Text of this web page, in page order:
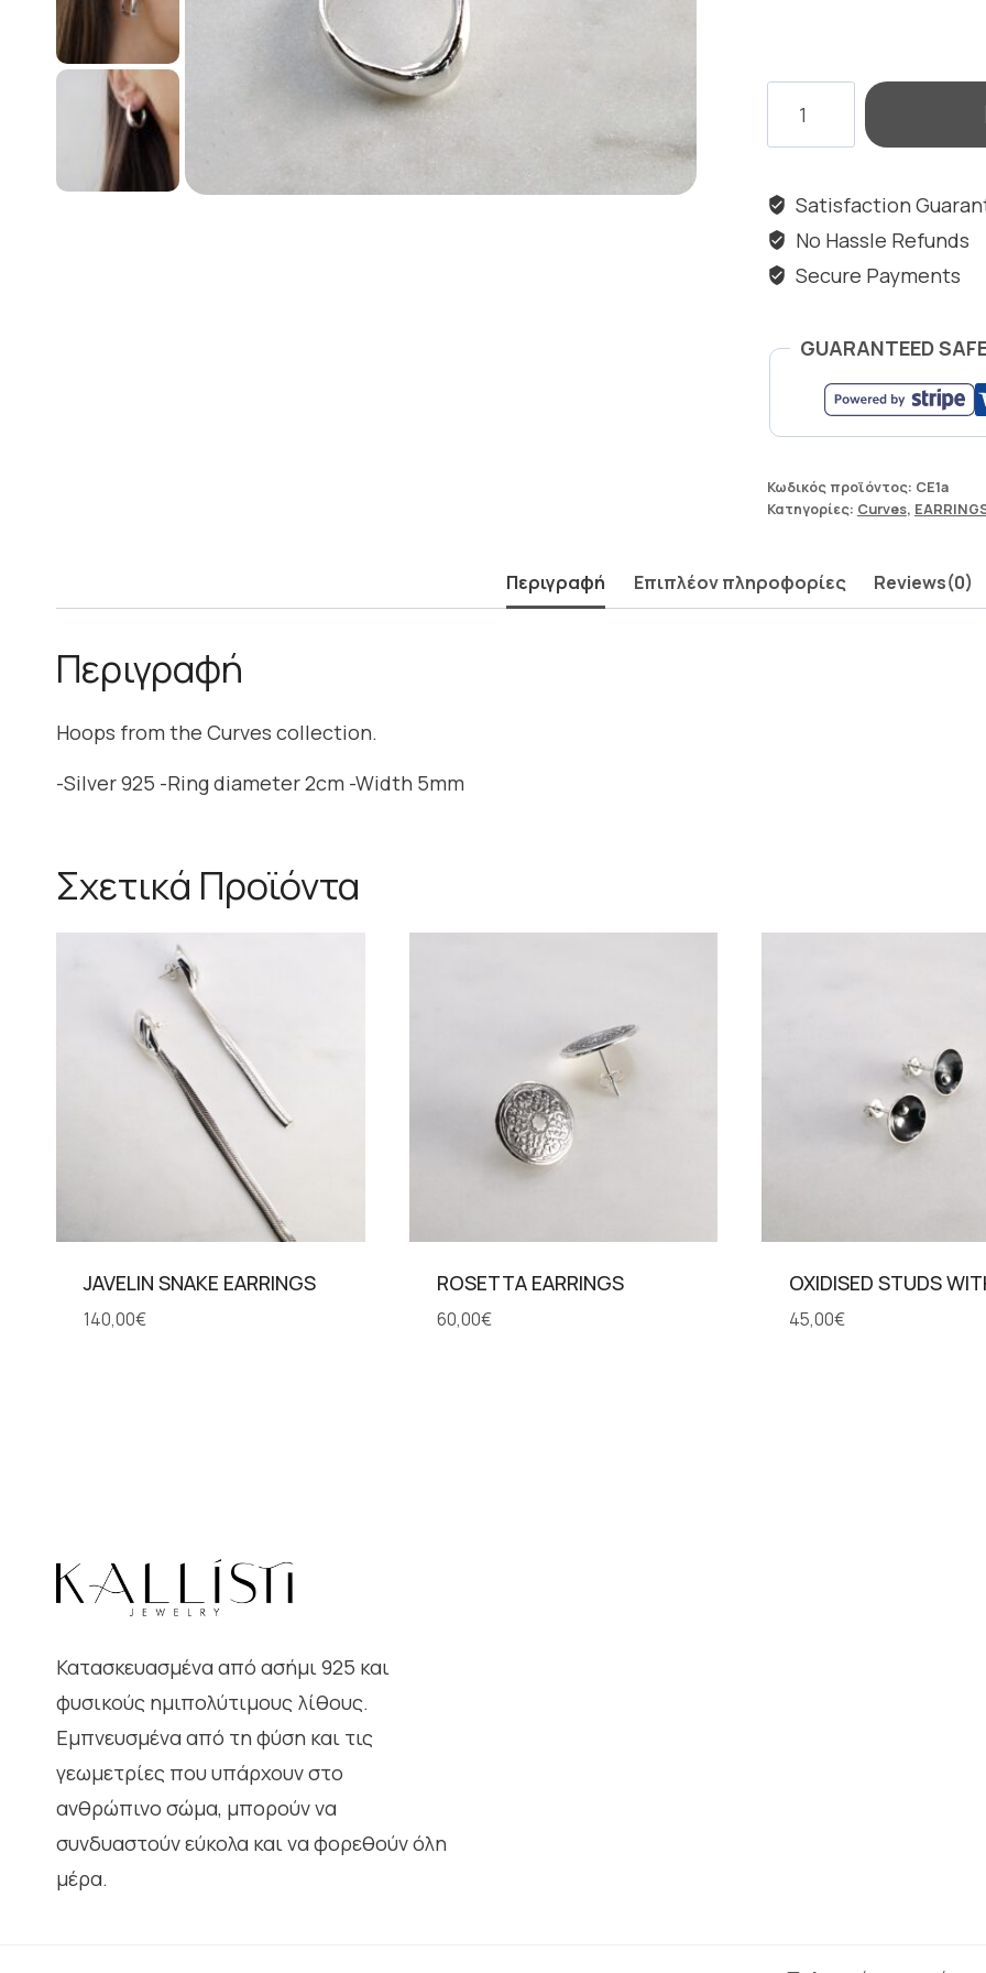
HOOPS
Satisfaction
No Hassle Refunds
Secure Payments
GUARANTEED
Κωδικός προϊόντος: CE1a
Κατηγορίες: Curves,
Περιγραφή Επιπλέον πληροφορίες Reviews(0)
Περιγραφή
Hoops from the Curves collection.
-Silver 925 -Ring diameter 2cm -Width 5mm
Σχετικά Προϊόντα
JAVELIN SNAKE EARRINGS
140,00€
ROSETTA EARRINGS
60,00€
OXIDISED STUDS
45,00€
Κατασκευασμένα από ασήμι 925 και
φυσικούς ημιπολύτιμους λίθους.
Εμπνευσμένα από τη φύση και τις
γεωμετρίες που υπάρχουν στο
ανθρώπινο σώμα, μπορούν να
συνδυαστούν εύκολα και να φορεθούν όλη
μέρα.